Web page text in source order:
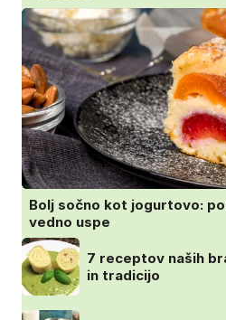
Bolj sočno kot jogurtovo:
vedno uspe
7 receptov naših
in tradicijo